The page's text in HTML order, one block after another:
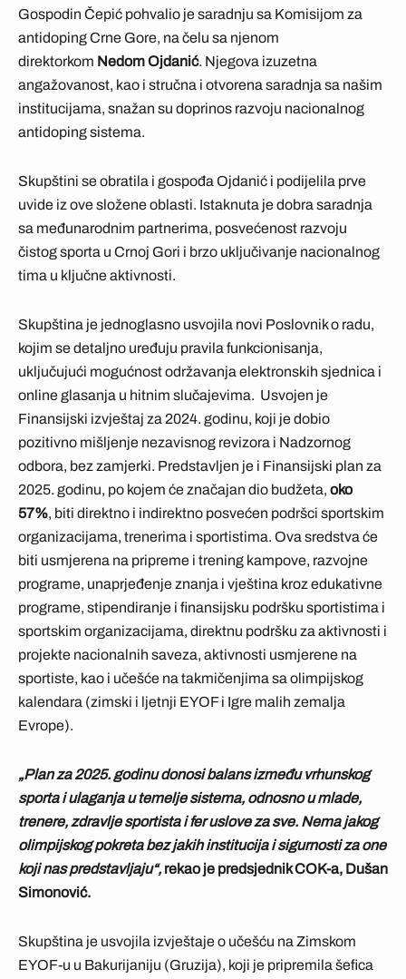
Gospodin Čepić pohvalio je saradnju sa Komisijom za
antidoping Crne Gore, na čelu sa njenom
direktorkom Nedom Ojdanić. Njegova izuzetna
angažovanost, kao i stručna i otvorena saradnja sa našim
institucijama, snažan su doprinos razvoju nacionalnog
antidoping sistema.
Skupštini se obratila i gospođa Ojdanić i podijelila prve
uvide iz ove složene oblasti. Istaknuta je dobra saradnja
sa međunarodnim partnerima, posvećenost razvoju
čistog sporta u Crnoj Gori i brzo uključivanje nacionalnog
tima u ključne aktivnosti.
Skupština je jednoglasno usvojila novi Poslovnik o radu,
kojim se detaljno uređuju pravila funkcionisanja,
uključujući mogućnost održavanja elektronskih sjednica i
online glasanja u hitnim slučajevima. Usvojen je
Finansijski izvještaj za 2024. godinu, koji je dobio
pozitivno mišljenje nezavisnog revizora i Nadzornog
odbora, bez zamjerki. Predstavljen je i Finansijski plan za
2025. godinu, po kojem će značajan dio budžeta, oko
57%, biti direktno i indirektno posvećen podršci sportskim
organizacijama, trenerima i sportistima. Ova sredstva će
biti usmjerena na pripreme i trening kampove, razvojne
programe, unaprjeđenje znanja i vještina kroz edukativne
programe, stipendiranje i finansijsku podršku sportistima i
sportskim organizacijama, direktnu podršku za aktivnosti i
projekte nacionalnih saveza, aktivnosti usmjerene na
sportiste, kao i učešće na takmičenjima sa olimpijskog
kalendara (zimski i ljetnji EYOF i Igre malih zemalja
Evrope).
„Plan za 2025. godinu donosi balans između vrhunskog
sporta i ulaganja u temelje sistema, odnosno u mlade,
trenere, zdravlje sportista i fer uslove za sve. Nema jakog
olimpijskog pokreta bez jakih institucija i sigurnosti za one
koji nas predstavljaju“, rekao je predsjednik COK-a, Dušan
Simonović.
Skupština je usvojila izvještaje o učešću na Zimskom
EYOF-u u Bakurijaniju (Gruzija), koji je pripremila šefica